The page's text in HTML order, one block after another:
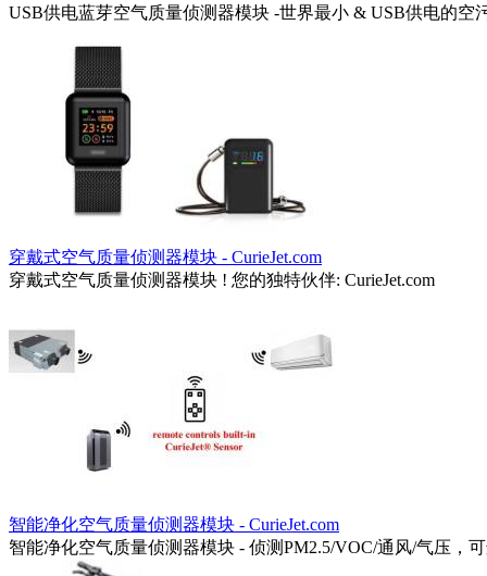
USB供电蓝芽空气质量侦测器模块 -世界最小 & USB供电的空
穿戴式空气质量侦测器模块 - CurieJet.com
穿戴式空气质量侦测器模块 ! 您的独特伙伴: CurieJet.com
智能净化空气质量侦测器模块 - CurieJet.com
智能净化空气质量侦测器模块 - 侦测PM2.5/VOC/通风/气压，